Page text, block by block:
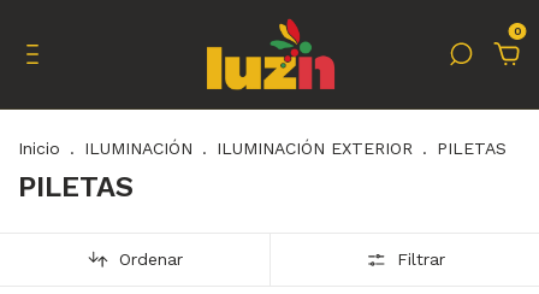
0
Inicio . ILUMINACIÓN . ILUMINACIÓN EXTERIOR . PILETAS
PILETAS
Ordenar Filtrar